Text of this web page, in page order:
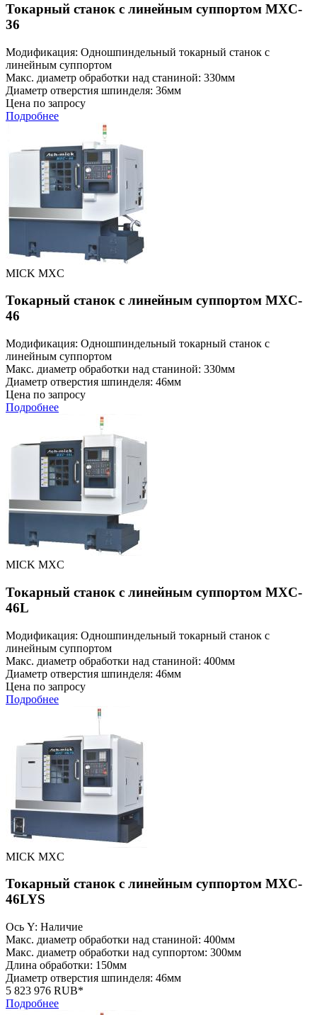
Токарный станок с линейным суппортом MXC-
36
Модификация: Одношпиндельный токарный станок с
линейным суппортом
Макс. диаметр обработки над станиной: 330мм
Диаметр отверстия шпинделя: 36мм
Цена по запросу
Подробнее
MICK MXC
Токарный станок с линейным суппортом MXC-
46
Модификация: Одношпиндельный токарный станок с
линейным суппортом
Макс. диаметр обработки над станиной: 330мм
Диаметр отверстия шпинделя: 46мм
Цена по запросу
Подробнее
MICK MXC
Токарный станок с линейным суппортом MXC-
46L
Модификация: Одношпиндельный токарный станок с
линейным суппортом
Макс. диаметр обработки над станиной: 400мм
Диаметр отверстия шпинделя: 46мм
Цена по запросу
Подробнее
MICK MXC
Токарный станок с линейным суппортом MXC-
46LYS
Ось Y: Наличие
Макс. диаметр обработки над станиной: 400мм
Макс. диаметр обработки над суппортом: 300мм
Длина обработки: 150мм
Диаметр отверстия шпинделя: 46мм
5 823 976 RUB*
Подробнее